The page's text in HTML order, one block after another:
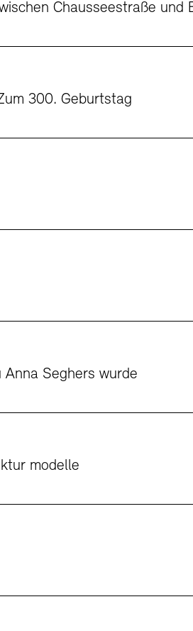
Chausseestraße und
300. Geburtstag
Anna Seghers wurde
modelle